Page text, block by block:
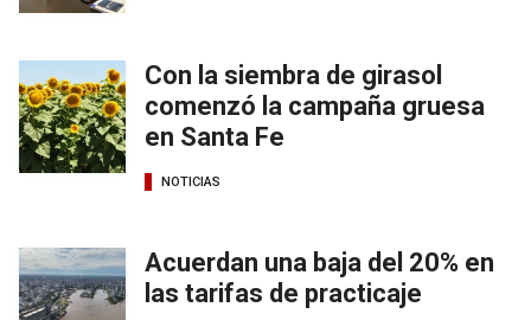
Con la siembra de girasol
comenzó la campaña gruesa
en Santa Fe
NOTICIAS
Acuerdan una baja del 20% en
las tarifas de practicaje